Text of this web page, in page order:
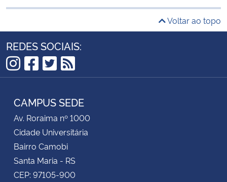
Voltar ao topo
REDES SOCIAIS:
Instagram
Facebook
Twitter
RSS
CAMPUS SEDE
Av. Roraima nº 1000
Cidade Universitária
Bairro Camobi
Santa Maria - RS
CEP: 97105-900